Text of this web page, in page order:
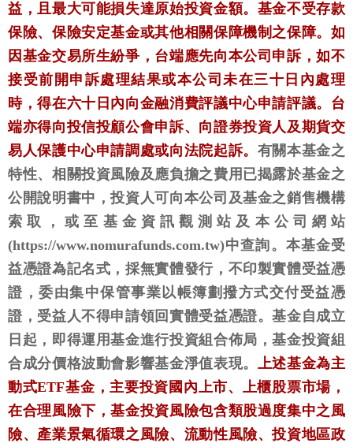
益，且最大可能損失達原始投資金額。基金不受存款
保險、保險安定基金或其他相關保障機制之保障。如
因基金交易所生紛爭，台端應先向本公司申訴，如不
接受前開申訴處理結果或本公司未在三十日內處理
時，得在六十日內向金融消費評議中心申請評議。台
端亦得向投信投顧公會申訴、向證券投資人及期貨交
易人保護中心申請調處或向法院起訴。 有關本基金之
特性、相關投資風險及應負擔之費用已揭露於基金之
公開說明書中，投資人可向本公司及基金之銷售機構
索取，或至基金資訊觀測站及本公司網站
(https://www.nomurafunds.com.tw)中查詢。本基金受
益憑證為記名式，採無實體發行，不印製實體受益憑
證，委由集中保管事業以帳簿劃撥方式交付受益憑
證，受益人不得申請領回實體受益憑證。基金自成立
日起，即得運用基金進行投資組合佈局，基金投資組
合成分價格波動會影響基金淨值表現。 上述基金為主
動式ETF基金，主要投資國內上市、上櫃股票市場，
在合理風險下，基金投資風險包含類股過度集中之風
險、產業景氣循環之風險、流動性風險、投資地區政